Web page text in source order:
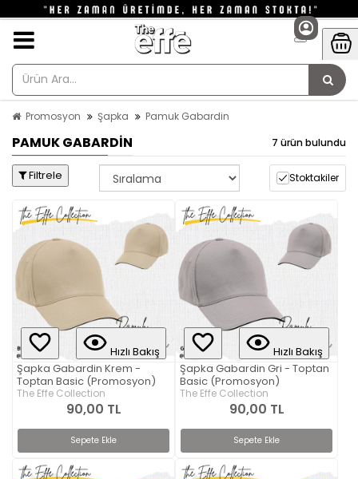
Promosyon Şapka Pamuk Gabardin
PAMUK GABARDIN 7 ürün bulundu
Filtrele Stoktakiler
Hızlı Bakış
Şapka Gabardin Krem -
Toptan Basic (Promosyon)
The Effe Collection
90,00 TL
Sepete Ekle
Hızlı Bakış
Şapka Gabardin Gri - Toptan
Basic (Promosyon)
The Effe Collection
90,00 TL
Sepete Ekle